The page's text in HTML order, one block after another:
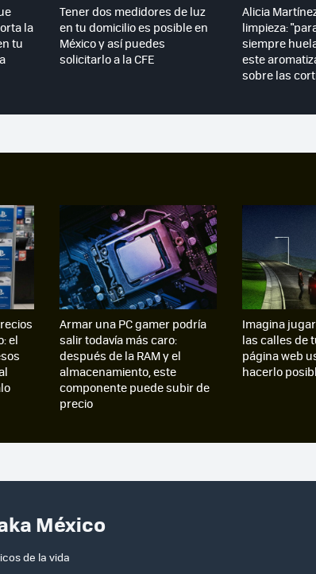
la
tu
Tener dos medidores de luz
en tu domicilio es posible en
México y así puedes
solicitarlo a la CFE
Alicia
limpieza:
siempre
este
sobre las
el
Armar una PC gamer podría
salir todavía más caro:
después de la RAM y el
almacenamiento, este
componente puede subir de
precio
Imagina
las calles de
página web
hacerlo
México
de la vida